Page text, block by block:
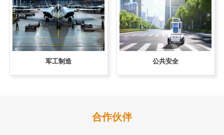
军工制造 公共安全
合作伙伴